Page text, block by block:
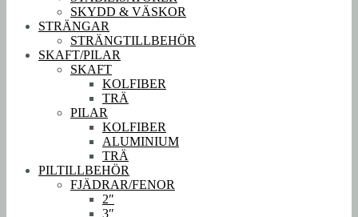
SKYDD & VÄSKOR
STRÄNGAR
STRÄNGTILLBEHÖR
SKAFT/PILAR
SKAFT
KOLFIBER
TRÄ
PILAR
KOLFIBER
ALUMINIUM
TRÄ
PILTILLBEHÖR
FJÄDRAR/FENOR
2″
3″